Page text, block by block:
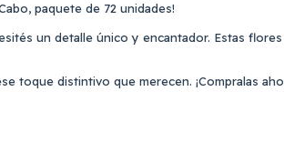
paquete de 72 unidades!
un detalle único y encantador. Estas
toque distintivo que merecen. ¡Compralas